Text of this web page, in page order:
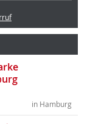
in Hamburg